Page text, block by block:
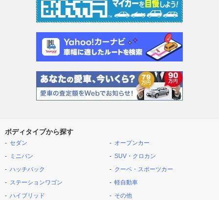
ボディタイプから探す
セダン
ミニバン
ハッチバック
ステーションワゴン
ハイブリッド
オープンカー
SUV・クロカン
クーペ・スポーツカー
軽自動車
その他